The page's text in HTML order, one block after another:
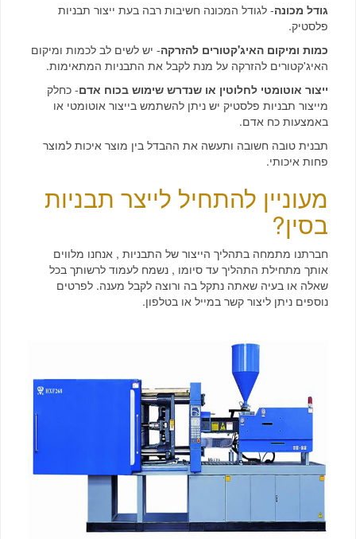
גודל מכונה- לגודל המכונה חשיבות רבה בעת ייצור תבניות
פלסטיק.
כמות ומיקום האיג'קטורים להזרקה- יש לשים לב לכמות ומיקום
האיג'קטורים להזרקה על מנת לקבל את התבניות המתאימות.
ייצור אוטומטי לחלוטין או שנדרש שימוש בכוח אדם- כחלק
מייצור תבניות פלסטיק יש ניתן להשתמש בייצור אוטומטי או
באמצעות כח אדם.
תבנית טובה חשובה ותעשה את ההבדל בין מוצר איכות למוצר
פחות איכותי.
מעוניין להתחיל לייצר תבניות
בסין?
חברתנו מתמחה בתהליך הייצור של התבניות , אנחנו מלווים
אותך מתחילת התהליך עד סיומו , נשמח לעמוד לרשותך בכל
שאלה או בעיה שאתה נתקל בה ורוצה לקבל מענה. לפרטים
נוספים ניתן ליצור קשר במייל או בטלפון.